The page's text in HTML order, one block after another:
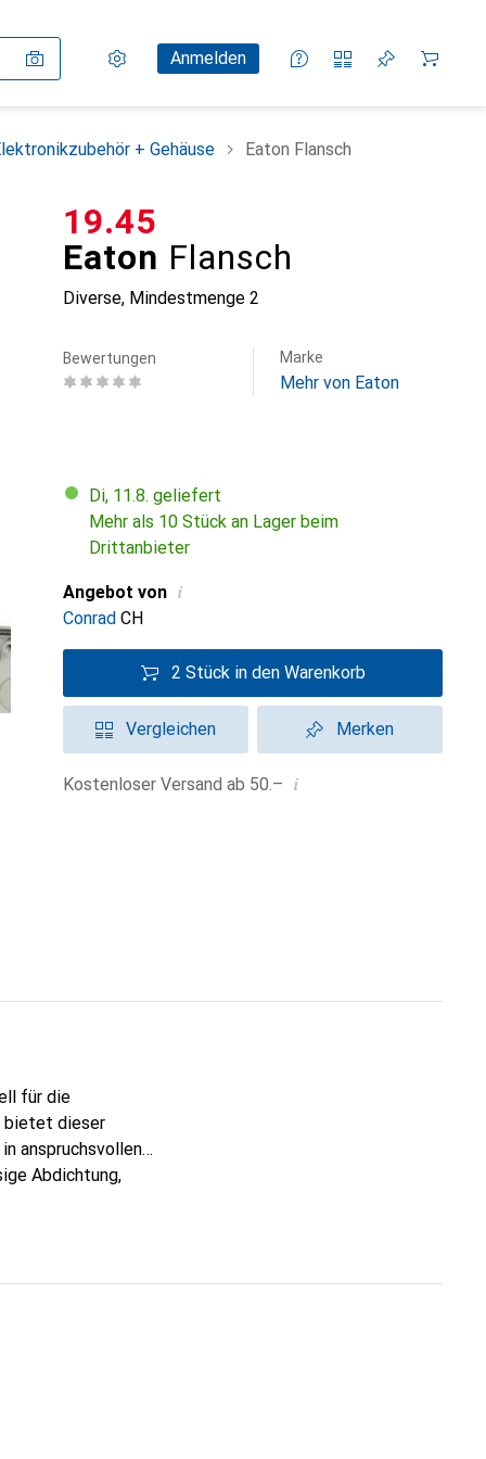
Einstellungen
KundenkontoAnmelden
Vergleichslisten
Merklisten
Warenkorb
+ Gehäuse Eaton Flansch
Eaton Flansch
Diverse, Mindestmenge 2
CHF
19.45
Bewertungen Marke
Mehr von Eaton
Di, 11.8. geliefert
Mehr als 10 Stück an Lager beim
Drittanbieter
Angebot von i
Conrad CH
2 Stück in den Warenkorb
Vergleichen Merken
Kostenloser Versand ab 50.– i
für die
bietet dieser
anspruchsvollen
Abdichtung,
und bietet